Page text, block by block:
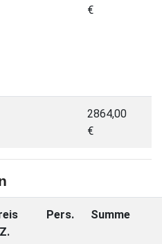
€
2864,00
€
Pers. Summe